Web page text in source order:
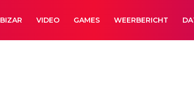
BIZAR VIDEO GAMES WEERBERICHT